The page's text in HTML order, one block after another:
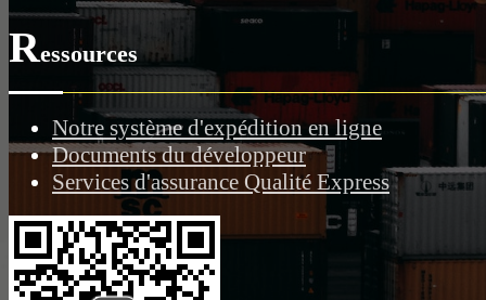
Ressources
Notre système d'expédition en ligne
Documents du développeur
Services d'assurance Qualité Express